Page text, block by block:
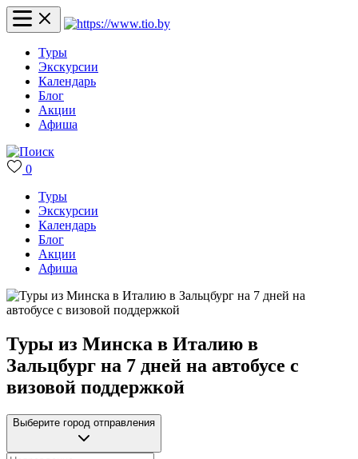
Туры
Экскурсии
Календарь
Блог
Акции
Афиша
0
Туры
Экскурсии
Календарь
Блог
Акции
Афиша
Туры из Минска в Италию в
Зальцбург на 7 дней на автобусе с
визовой поддержкой
Выберите город отправления